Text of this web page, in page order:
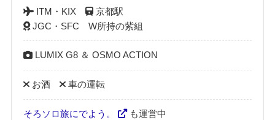
ITM・KIX
京都駅
JGC・SFC W所持の紫組
LUMIX G8 ＆ OSMO ACTION
お酒 車の運転
そろソロ旅にでよう。 も運営中